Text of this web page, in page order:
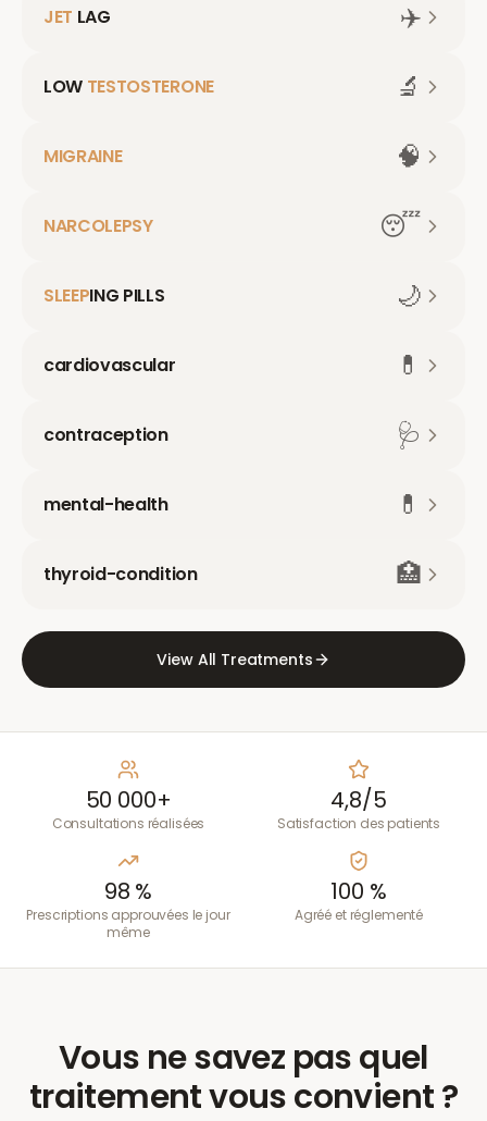
JET LAG ✈️
LOW TESTOSTERONE 🔬
MIGRAINE 🧠
NARCOLEPSY 😴
SLEEPING PILLS 🌙
cardiovascular 💊
contraception 🩺
mental-health 💊
thyroid-condition 🏥
View All Treatments
50 000+
Consultations réalisées
4,8/5
Satisfaction des patients
98 %
Prescriptions approuvées le jour
même
100 %
Agréé et réglementé
Vous ne savez pas quel
traitement vous convient ?